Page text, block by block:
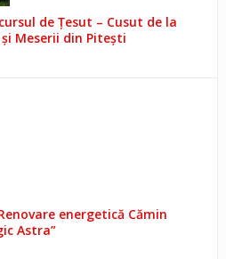
de Țesut – Cusut de la
Meserii din Pitești
energetică Cămin
Astra”